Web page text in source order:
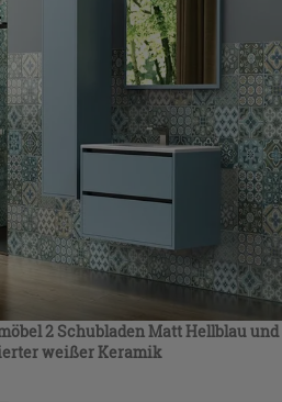
2 Schubladen Matt Hellblau und
weißer Keramik